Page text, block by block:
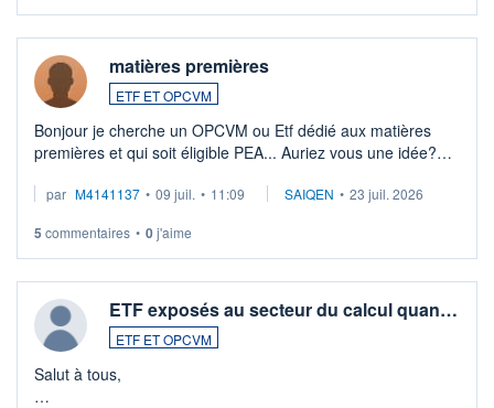
matières premières
ETF ET OPCVM
Bonjour je cherche un OPCVM ou Etf dédié aux matières
premières et qui soit éligible PEA... Auriez vous une idée?
par M4141137 • 09 juil. • 11:09 SAIQEN • 23 juil. 2026
5 commentaires • 0j'aime
ETF exposés au secteur du calcul quan…
ETF ET OPCVM
Salut à tous,